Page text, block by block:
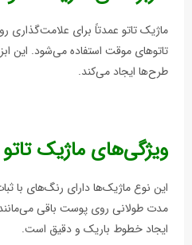
ماژیک تاتو عمدتاً برای
تاتوهای موقت استفاده می‌شود. این
طرح‌ها ایجاد می‌کند.
ویژگی‌های ماژیک تاتو
این نوع ماژيک‌ها دارای رنگ‌های با
مدت طولانی روی پوست باقی
ایجاد خطوط باریک و دقیق است.